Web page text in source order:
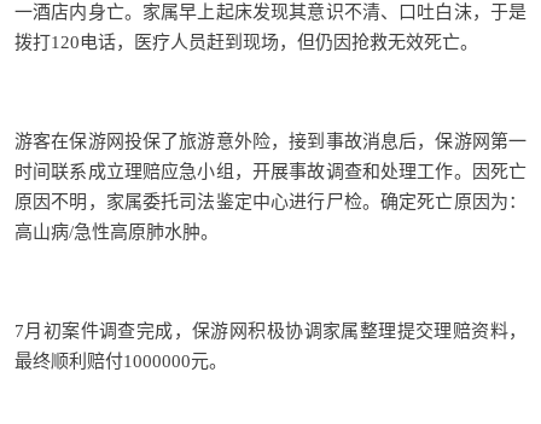
一酒店内身亡。家属早上起床发现其意识不清、口吐白沫，于是
拨打120电话，医疗人员赶到现场，但仍因抢救无效死亡。
游客在保游网投保了旅游意外险，接到事故消息后，保游网第一
时间联系成立理赔应急小组，开展事故调查和处理工作。因死亡
原因不明，家属委托司法鉴定中心进行尸检。确定死亡原因为：
高山病/急性高原肺水肿。
7月初案件调查完成，保游网积极协调家属整理提交理赔资料，
最终顺利赔付1000000元。